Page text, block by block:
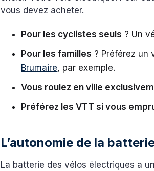
vous devez acheter.
Pour les cyclistes seuls ? Un
Pour les familles ? Préférez un
Brumaire, par exemple.
Vous roulez en ville
Préférez les VTT si vous
L’autonomie de la
La batterie des vélos électriques a